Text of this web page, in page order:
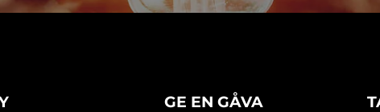
GE EN GÅVA